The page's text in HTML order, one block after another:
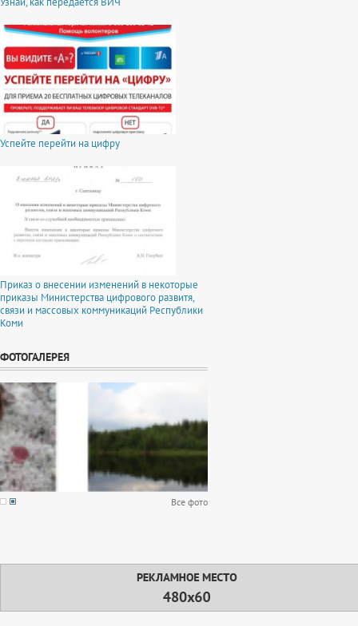
Успейте перейти на цифру
Приказ о внесении изменений в некоторые
приказы Министерства цифрового развитя,
связи и массовых коммуникаций Республики
Коми
ФОТОГАЛЕРЕЯ
Все фото